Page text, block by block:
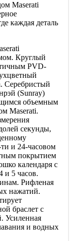
Maserati
каждая деталь
Круглый
PVD-
Серебристый
(Sunray)
объемным
Maserati.
секунды,
и 24-часовом
покрытием
календаря с
и 5 часов.
Рифленая
нажатий.
браслет с
Усиленная
и водных